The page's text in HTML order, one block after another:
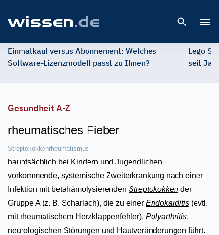
Einmalkauf versus Abonnement: Welches
Software-Lizenzmodell passt zu Ihnen?
Lego
seit
Gesundheit A-Z
rheumatisches Fieber
Streptokokkenrheumatismus
hauptsächlich bei Kindern und Jugendlichen
vorkommende, systemische Zweiterkrankung nach einer
Infektion mit betahämolysierenden Streptokokken der
Gruppe A (z. B. Scharlach), die zu einer Endokarditis (evtl.
mit rheumatischem Herzklappenfehler), Polyarthritis,
neurologischen Störungen und Hautveränderungen führt.